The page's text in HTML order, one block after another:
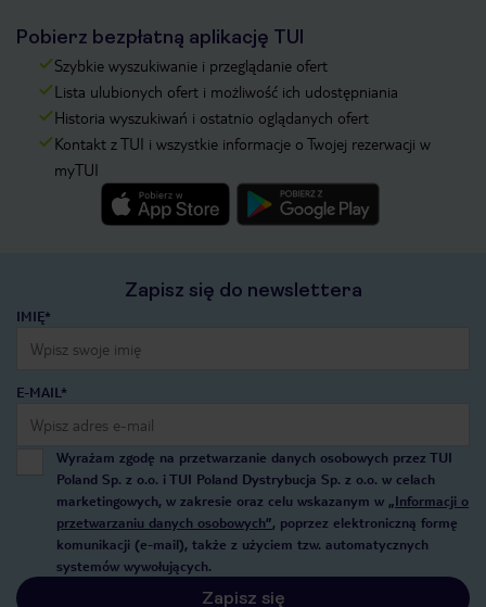
Pobierz bezpłatną aplikację TUI
Szybkie wyszukiwanie i przeglądanie ofert
Lista ulubionych ofert i możliwość ich udostępniania
Historia wyszukiwań i ostatnio oglądanych ofert
Kontakt z TUI i wszystkie informacje o Twojej rezerwacji w
myTUI
Zapisz się do newslettera
IMIĘ*
E-MAIL*
Wyrażam zgodę na przetwarzanie danych osobowych przez TUI
Poland Sp. z o.o. i TUI Poland Dystrybucja Sp. z o.o. w celach
marketingowych, w zakresie oraz celu wskazanym w „Informacji o
przetwarzaniu danych osobowych”, poprzez elektroniczną formę
komunikacji (e-mail), także z użyciem tzw. automatycznych
systemów wywołujących.
Zapisz się